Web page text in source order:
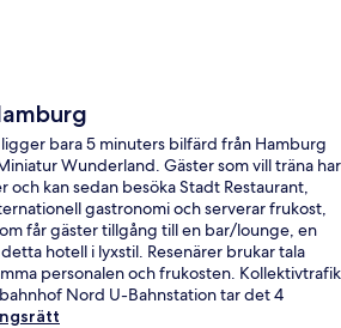
bara 5 minuters bilfärd från Hamburg
Wunderland. Gäster som vill träna har
kan sedan besöka Stadt Restaurant,
gastronomi och serverar frukost,
får gäster tillgång till en bar/lounge, en
hotell i lyxstil. Resenärer brukar tala
personalen och frukosten. Kollektivtrafik
Nord U-Bahnstation tar det 4
Süd U-Bahnstation är det 5